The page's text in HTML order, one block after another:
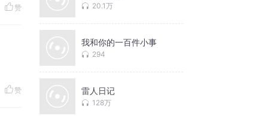
赞
赞
20.1万
我和你的一百件小事
294
雷人日记
128万